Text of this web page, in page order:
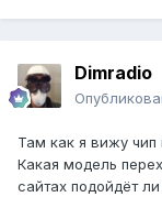
Dimradio
Там как я вижу чип
Какая модель
сайтах подойдёт